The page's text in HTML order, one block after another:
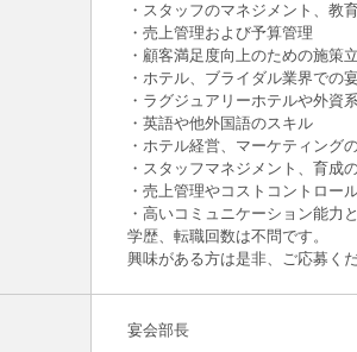
・スタッフのマネジメント、教
・売上管理および予算管理
・顧客満足度向上のための施策
・ホテル、ブライダル業界での
・ラグジュアリーホテルや外資
・英語や他外国語のスキル
・ホテル経営、マーケティング
・スタッフマネジメント、育成
・売上管理やコストコントロー
・高いコミュニケーション能力
学歴、転職回数は不問です。
興味がある方は是非、ご応募くだ
宴会部長